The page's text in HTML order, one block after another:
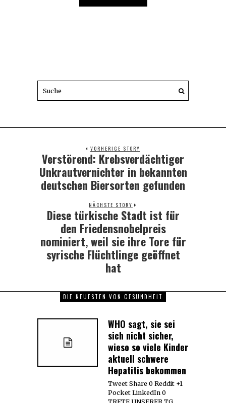
VORHERIGE STORY
Previous
post:
Verstörend: Krebsverdächtiger
Unkrautvernichter in bekannten
deutschen Biersorten gefunden
NÄCHSTE STORY
Next
Diese türkische Stadt ist für
den Friedensnobelpreis
nominiert, weil sie ihre Tore für
syrische Flüchtlinge geöffnet
hat
DIE NEUESTEN VON GESUNDHEIT
WHO sagt, sie sei
sich nicht sicher,
wieso so viele Kinder
aktuell schwere
Hepatitis bekommen
Tweet Share 0 Reddit +1
Pocket LinkedIn 0